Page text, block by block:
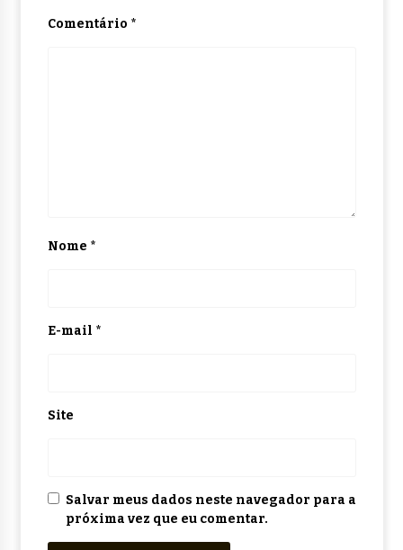
Comentário *
Nome *
E-mail *
Site
Salvar meus dados neste navegador para a
próxima vez que eu comentar.